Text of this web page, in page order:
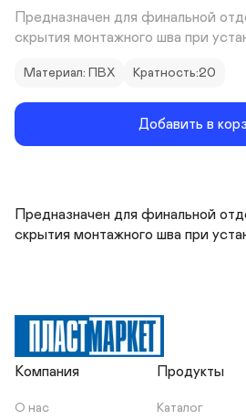
Предназначен для финальной
скрытия монтажного шва при
Материал: ПВХ Кратность:20
Добавить в
Предназначен для финальной
скрытия монтажного шва при
Компания
О нас
Продукты
Каталог